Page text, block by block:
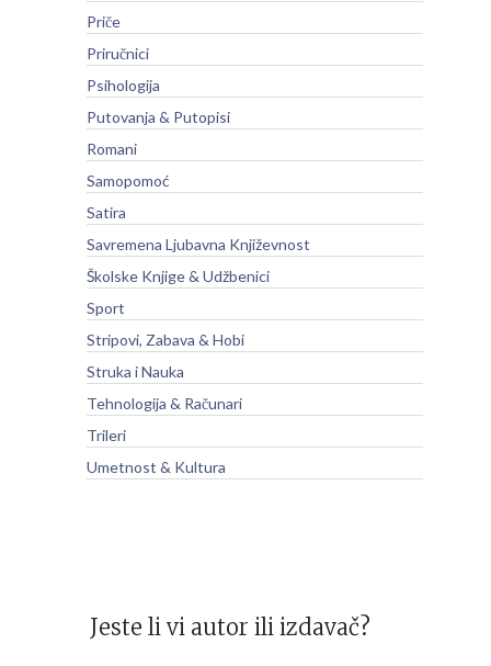
Priče
Priručnici
Psihologija
Putovanja & Putopisi
Romani
Samopomoć
Satira
Savremena Ljubavna Književnost
Školske Knjige & Udžbenici
Sport
Stripovi, Zabava & Hobi
Struka i Nauka
Tehnologija & Računari
Trileri
Umetnost & Kultura
Jeste li vi autor ili izdavač?